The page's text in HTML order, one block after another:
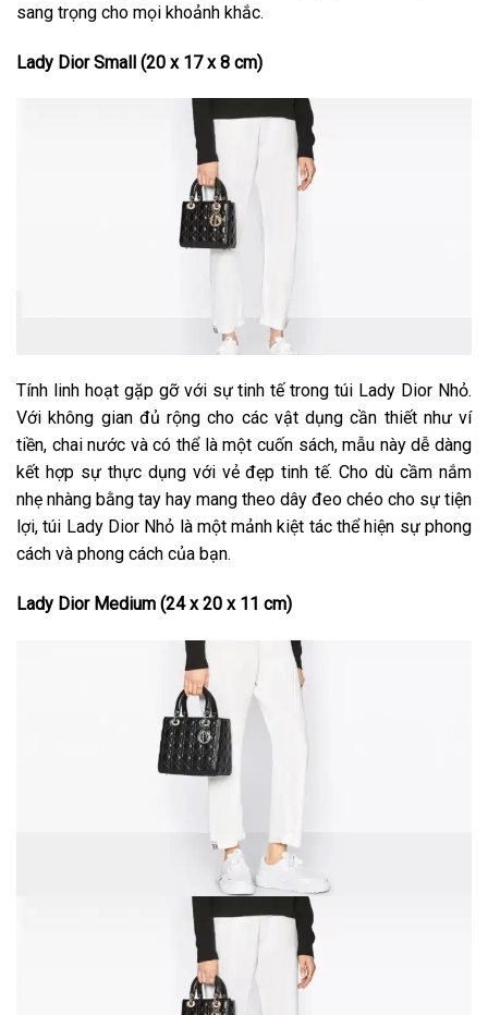
sang trọng cho mọi khoảnh khắc.
Lady Dior Small (20 x 17 x 8 cm)
Tính linh hoạt gặp gỡ với sự tinh tế trong túi Lady Dior Nhỏ.
Với không gian đủ rộng cho các vật dụng cần thiết như ví
tiền, chai nước và có thể là một cuốn sách, mẫu này dễ dàng
kết hợp sự thực dụng với vẻ đẹp tinh tế. Cho dù cầm nắm
nhẹ nhàng bằng tay hay mang theo dây đeo chéo cho sự tiện
lợi, túi Lady Dior Nhỏ là một mảnh kiệt tác thể hiện sự phong
cách và phong cách của bạn.
Lady Dior Medium (24 x 20 x 11 cm)